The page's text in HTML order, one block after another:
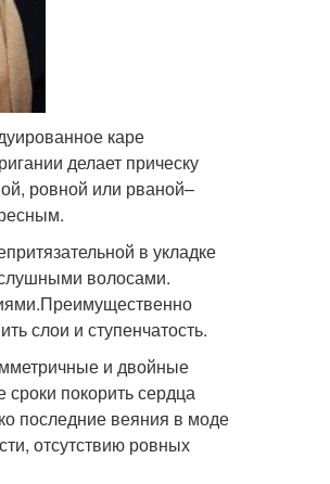
каре
делает прическу
ровной или рваной–
в укладке
волосами.
слои и ступенчатость.
и двойные
сроки покорить сердца
последние веяния в моде
отсутствию ровных